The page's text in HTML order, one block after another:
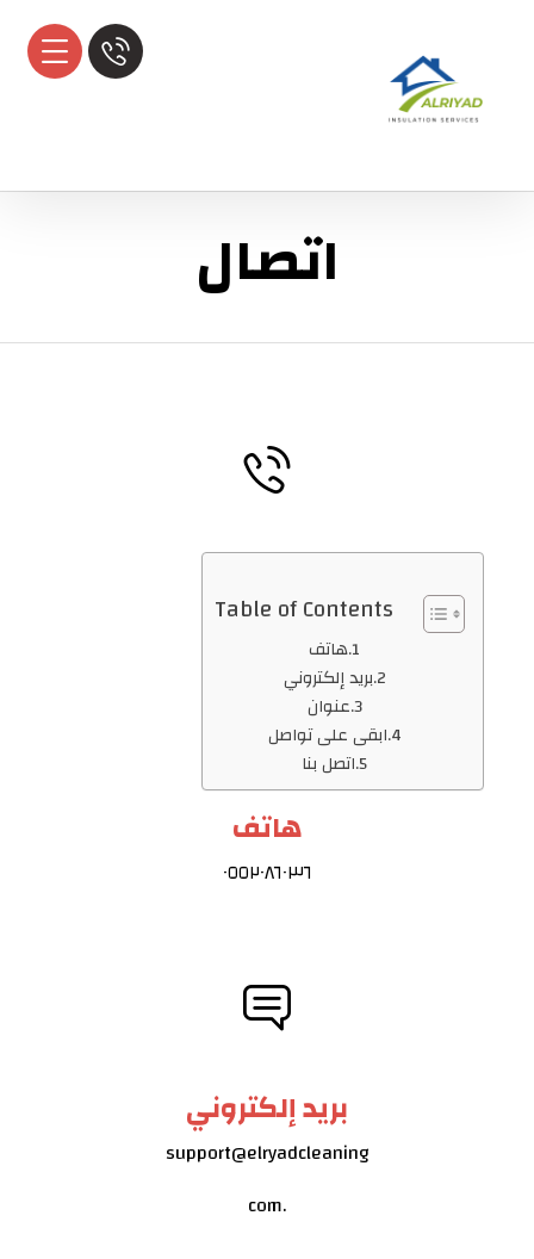
اتصال
Table of Contents
هاتف
بريد إلكتروني
عنوان
ابقى على تواصل
اتصل بنا
هاتف
٠٥٥٢٠٨٦٠٣٦
بريد إلكتروني
support@elryadcleaning
.com